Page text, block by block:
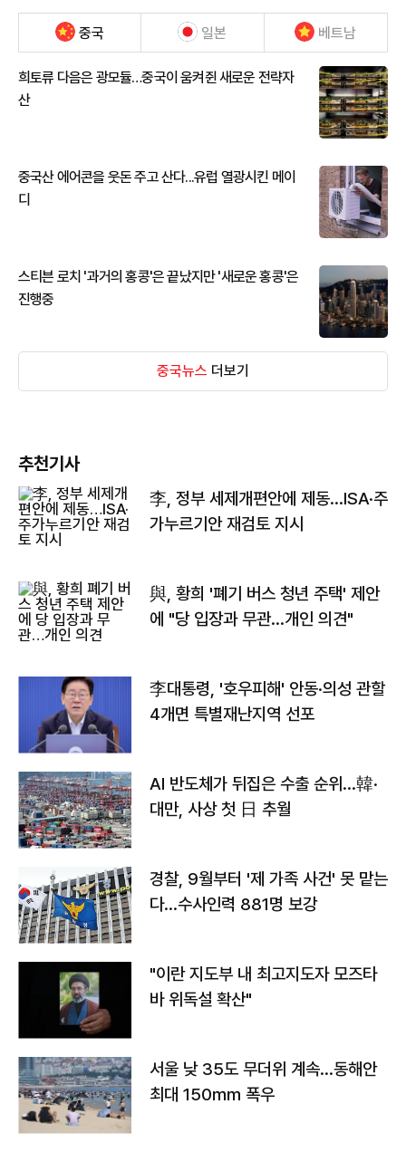
중국 일본 베트남
희토류 다음은 광모듈…중국이 움켜쥔 새로운 전략자
산
중국산 에어콘을 웃돈 주고 산다...유럽 열광시킨 메이
디
스티븐 로치 '과거의 홍콩'은 끝났지만 '새로운 홍콩'은
진행중
중국뉴스 더보기
추천기사
李, 정부 세제개편안에 제동…ISA·주
가누르기안 재검토 지시
與, 황희 '폐기 버스 청년 주택' 제안
에 "당 입장과 무관…개인 의견"
李대통령, '호우피해' 안동·의성 관할
4개면 특별재난지역 선포
AI 반도체가 뒤집은 수출 순위…韓·
대만, 사상 첫 日 추월
경찰, 9월부터 '제 가족 사건' 못 맡는
다…수사인력 881명 보강
"이란 지도부 내 최고지도자 모즈타
바 위독설 확산"
서울 낮 35도 무더위 계속…동해안
최대 150㎜ 폭우